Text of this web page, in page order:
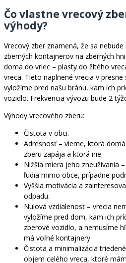
Čo vlastne vrecový
výhody?
Vrecový zber znamená, že sa
zberných kontajnerov na zberných
doma do vriec – plasty do žltého
vreca. Tieto naplnené vrecia v
vyložíme pred našu bránu, kam ich
vozidlo. Frekvencia vývozu bude 2
Výhody vrecového zberu:
Čistota v obci.
Adresnosť – vieme, ktorá
zberu zapája a ktorá nie.
Nižšia miera jeho zneužívania
ľudia mimo obce, prípadne
Vyššia motivácia a
odpadu.
Nulová vzdialenosť – vrecia
vyložíme pred dom, kam ich
zberové vozidlo, a nemusíme
má voľné kontajnery
Čistota a minimalizácia
objem celého vreca, ktoré